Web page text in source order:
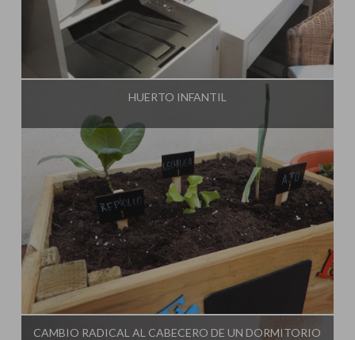
Influencer:El Taller de Ire
HUERTO INFANTIL
Influencer: El Taller de Ire
CAMBIO RADICAL AL CABECERO DE UN DORMITORIO